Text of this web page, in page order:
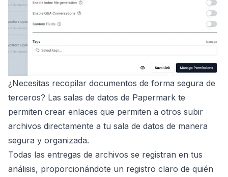
¿Necesitas recopilar documentos de forma segura de
terceros? Las salas de datos de Papermark te
permiten crear enlaces que permiten a otros subir
archivos directamente a tu sala de datos de manera
segura y organizada.
Todas las entregas de archivos se registran en tus
análisis, proporcionándote un registro claro de quién